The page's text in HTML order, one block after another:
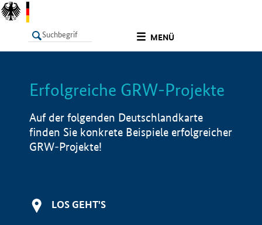
MENÜ
LISTE Info
Erfolgreiche GRW-Projekte
Auf der folgenden Deutschlandkarte
finden Sie konkrete Beispiele erfolgreicher
GRW-Projekte!
LOS GEHT'S